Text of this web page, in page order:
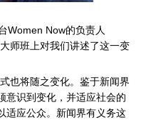
Women Now的负责人
师班上对我们讲述了这一变
也将随之变化。鉴于新闻界
意识到变化，并适应社会的
适应公众。新闻界有义务这